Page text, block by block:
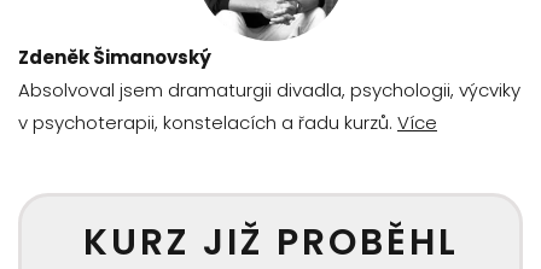
Zdeněk Šimanovský
Absolvoval jsem dramaturgii divadla, psychologii, výcviky
v psychoterapii, konstelacích a řadu kurzů. Více
KURZ JIŽ PROBĚHL